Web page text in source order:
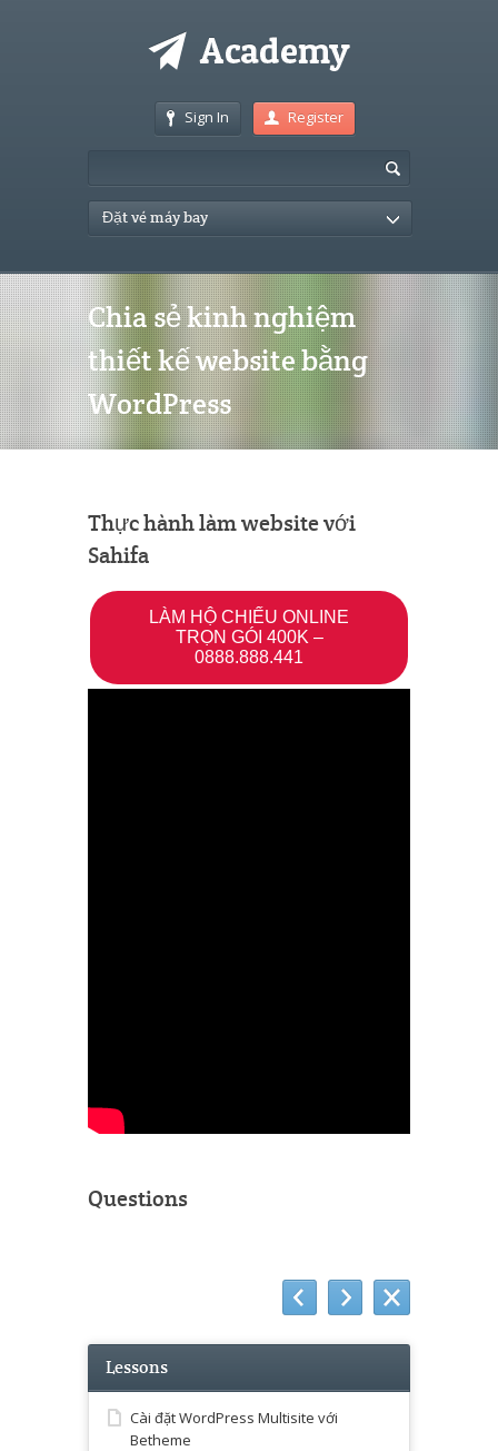
Sign In Register
Đặt vé máy bay
Chia sẻ kinh nghiệm
thiết kế website bằng
WordPress
Thực hành làm website với
Sahifa
LÀM HỘ CHIẾU ONLINE
TRỌN GÓI 400K –
0888.888.441
Questions
Lessons
Cài đặt WordPress Multisite với
Betheme